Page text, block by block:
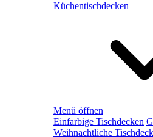
Küchentischdecken
Menü öffnen
Einfarbige Tischdecken
Weihnachtliche